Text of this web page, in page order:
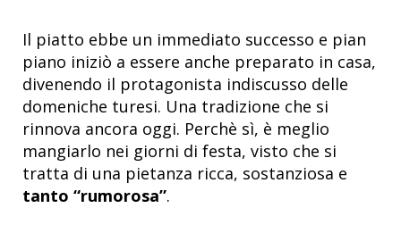
Il piatto ebbe un immediato successo e pian
piano iniziò a essere anche preparato in casa,
divenendo il protagonista indiscusso delle
domeniche turesi. Una tradizione che si
rinnova ancora oggi. Perchè sì, è meglio
mangiarlo nei giorni di festa, visto che si
tratta di una pietanza ricca, sostanziosa e
tanto “rumorosa”.